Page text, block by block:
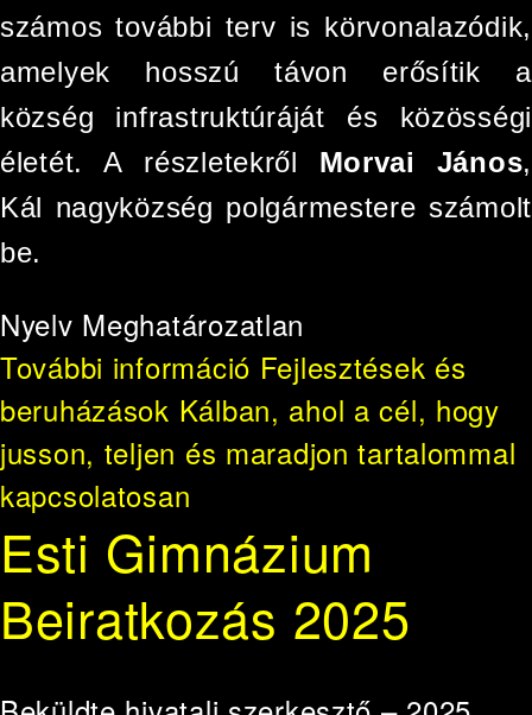
számos további terv is körvonalazódik,
amelyek hosszú távon erősítik a
község infrastruktúráját és közösségi
életét. A részletekről Morvai János,
Kál nagyközség polgármestere számolt
be.
Nyelv Meghatározatlan
További információ Fejlesztések és
beruházások Kálban, ahol a cél, hogy
jusson, teljen és maradjon tartalommal
kapcsolatosan
Esti Gimnázium
Beiratkozás 2025